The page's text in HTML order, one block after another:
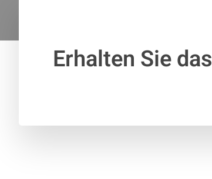
Erhalten Sie das